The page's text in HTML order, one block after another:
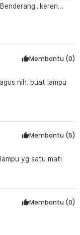
Membantu (0)
nih. buat lampu
Membantu (5)
yg satu mati
Membantu (0)